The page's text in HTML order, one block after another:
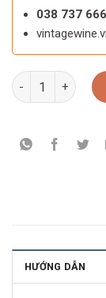
038 737
Rượu Chivas
HƯỚNG DẪN